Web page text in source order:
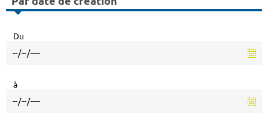
Du
à